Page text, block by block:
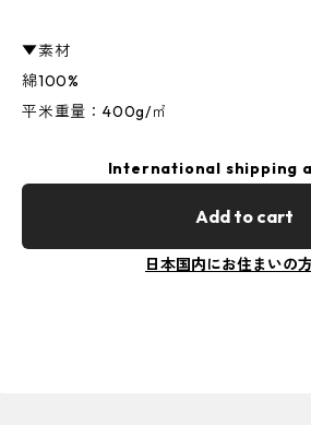
▼素材
綿100%
平米重量：400g/㎡
International shipping
Add to cart
日本国内にお住まいの